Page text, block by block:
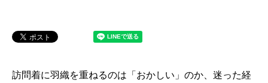
訪問着に羽織を重ねるのは「おかしい」のか、迷った経